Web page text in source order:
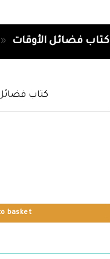
» كتاب فضائل الأوقات
كتاب
basket